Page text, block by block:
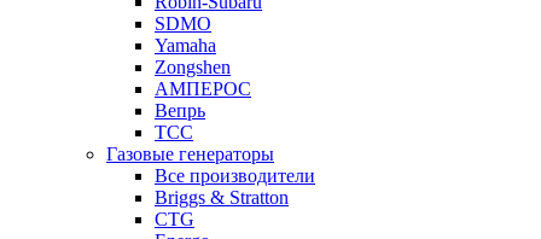
SDMO
Yamaha
Zongshen
АМПЕРОС
Вепрь
ТСС
Газовые генераторы
Все производители
Briggs & Stratton
CTG